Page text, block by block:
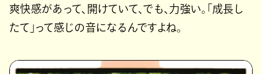
爽快感があって、開けていて、でも、力強い。「成長し
たて」って感じの音になるんですよね。